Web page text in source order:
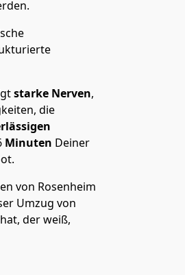
starke Nerven,
die
Minuten Deiner
von Rosenheim
Umzug von
der weiß,